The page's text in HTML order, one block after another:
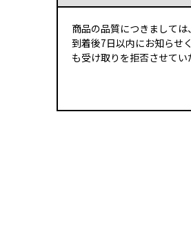
商品の品質につきまして
到着後7日以内にお知らせ
も受け取りを拒否させて